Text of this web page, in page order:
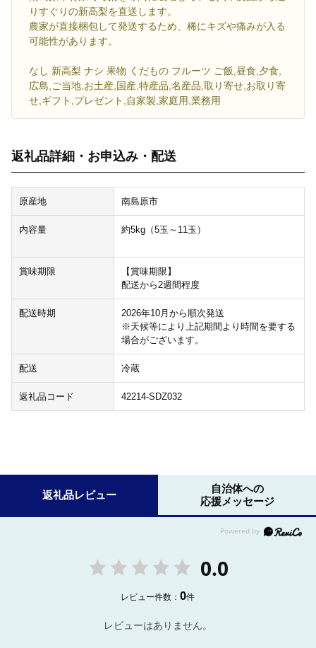
りすぐりの新高梨を直送します。
農家が直接梱包して発送するため、稀にキズや痛みが入る
可能性があります。
なし 新高梨 ナシ 果物 くだもの フルーツ ご飯,昼食,夕食,
広島,ご当地,お土産,国産,特産品,名産品,取り寄せ,お取り寄
せ,ギフト,プレゼント,自家製,家庭用,業務用
返礼品詳細・お申込み・配送
原産地 南島原市
内容量 約5kg（5玉～11玉）
賞味期限
【賞味期限】
配送から2週間程度
配送時期
2026年10月から順次発送
※天候等により上記期間より時間を要する
場合がございます。
配送 冷蔵
返礼品コード 42214-SDZ032
返礼品レビュー
自治体への
応援メッセージ
0.0
レビュー件数：0件
レビューはありません。